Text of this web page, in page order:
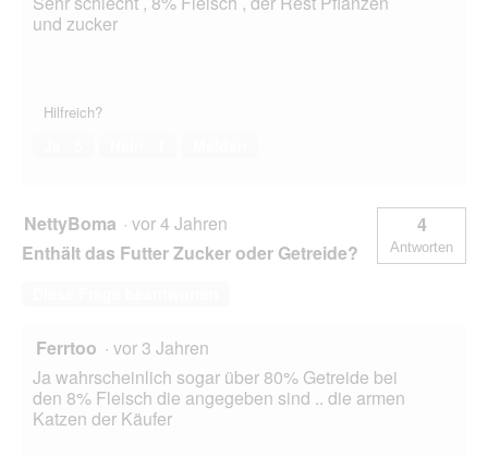
und zucker
Hilfreich?
NettyBoma · vor 4 Jahren
Enthält das Futter Zucker oder Getreide?
4
Antworten
Ferrtoo · vor 3 Jahren
Ja wahrscheinlich sogar über 80% Getreide bei
den 8% Fleisch die angegeben sind .. die armen
Katzen der Käufer